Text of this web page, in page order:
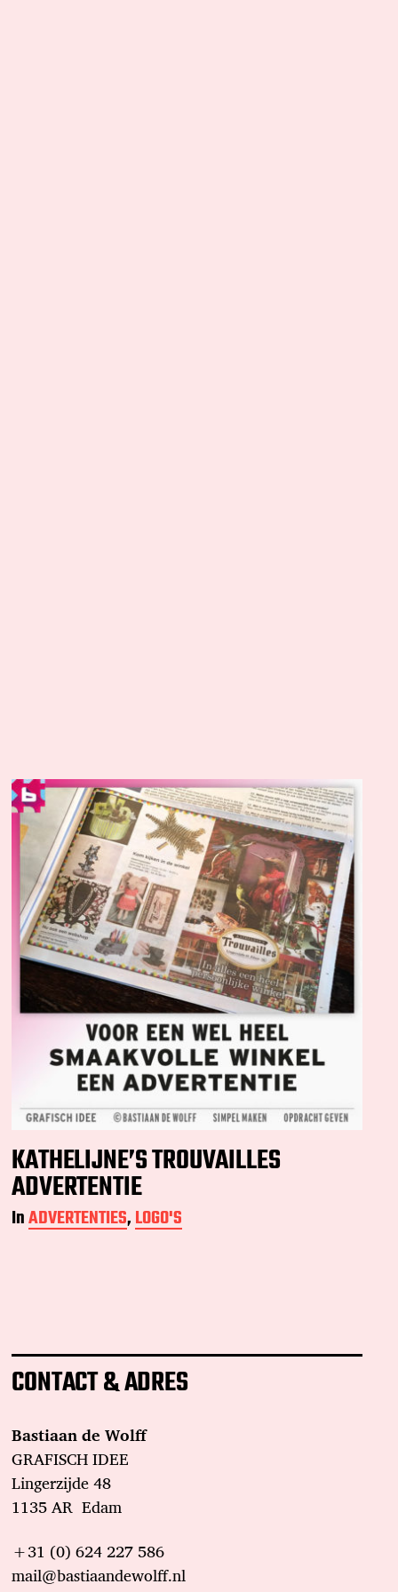
KATHELIJNE’S TROUVAILLES
ADVERTENTIE
InADVERTENTIES,LOGO'S
CONTACT & ADRES
Bastiaan de Wolff
GRAFISCH IDEE
Lingerzijde 48
1135 AR Edam
+31 (0) 624 227 586
mail@bastiaandewolff.nl